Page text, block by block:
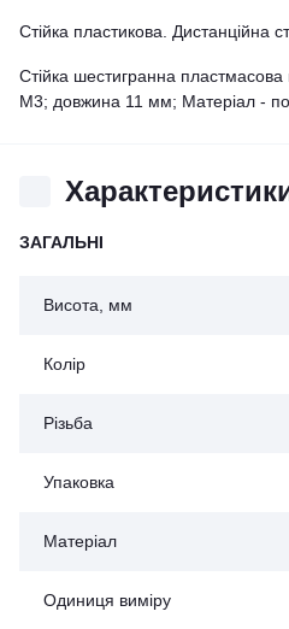
Стійка пластикова. Дистанційна
Стійка шестигранна пластмасова
M3; довжина 11 мм; Матеріал -
ЗАГАЛЬНІ
Висота, мм
Колір
Різьба
Упаковка
Матеріал
Одиниця виміру